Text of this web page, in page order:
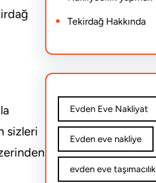
sizleri
Tekirdağ Hakkında
Evden Eve Nakliyat
Evden eve nakliye
evden eve taşımacılık